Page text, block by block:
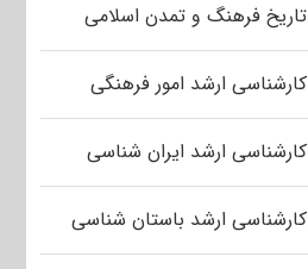
تاریخ فرهنگ و تمدن اسلامی
کارشناسی ارشد امور فرهنگی
کارشناسی ارشد ایران شناسی
کارشناسی ارشد باستان شناسی